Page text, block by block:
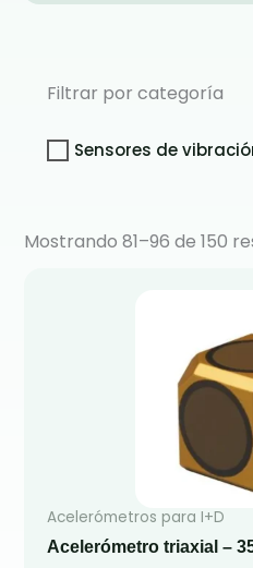
Filtrar por categoría
Sensores de
Mostrando 81–96 de 150
Acelerómetros para I+D
Acelerómetro triaxial –